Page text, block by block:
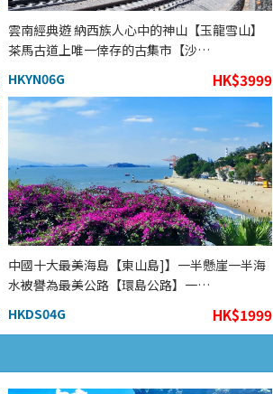
雲南經典遊 納西族人心中的神山【玉龍雪山】
茶馬古道上唯一倖存的古集市【沙…
HKYN06G
HK$3999
中國十大最美海島【東山島]】一半懸崖一半海
水被譽為最美公路【環島公路】一…
HKDS04G
HK$1999